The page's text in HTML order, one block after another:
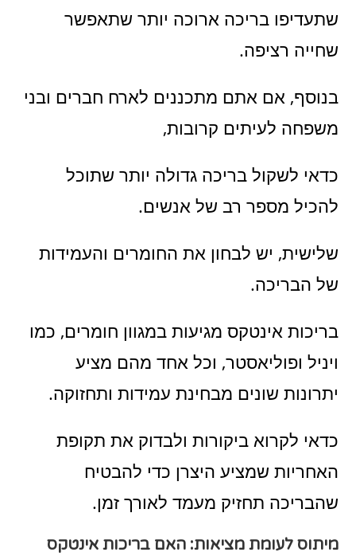
שתעדיפו בריכה ארוכה יותר שתאפשר
שחייה רציפה.
בנוסף, אם אתם מתכננים לארח חברים ובני
משפחה לעיתים קרובות,
כדאי לשקול בריכה גדולה יותר שתוכל
להכיל מספר רב של אנשים.
שלישית, יש לבחון את החומרים והעמידות
של הבריכה.
בריכות אינטקס מגיעות במגוון חומרים, כמו
ויניל ופוליאסטר, וכל אחד מהם מציע
יתרונות שונים מבחינת עמידות ותחזוקה.
כדאי לקרוא ביקורות ולבדוק את תקופת
האחריות שמציע היצרן כדי להבטיח
שהבריכה תחזיק מעמד לאורך זמן.
מיתוס לעומת מציאות: האם בריכות אינטקס